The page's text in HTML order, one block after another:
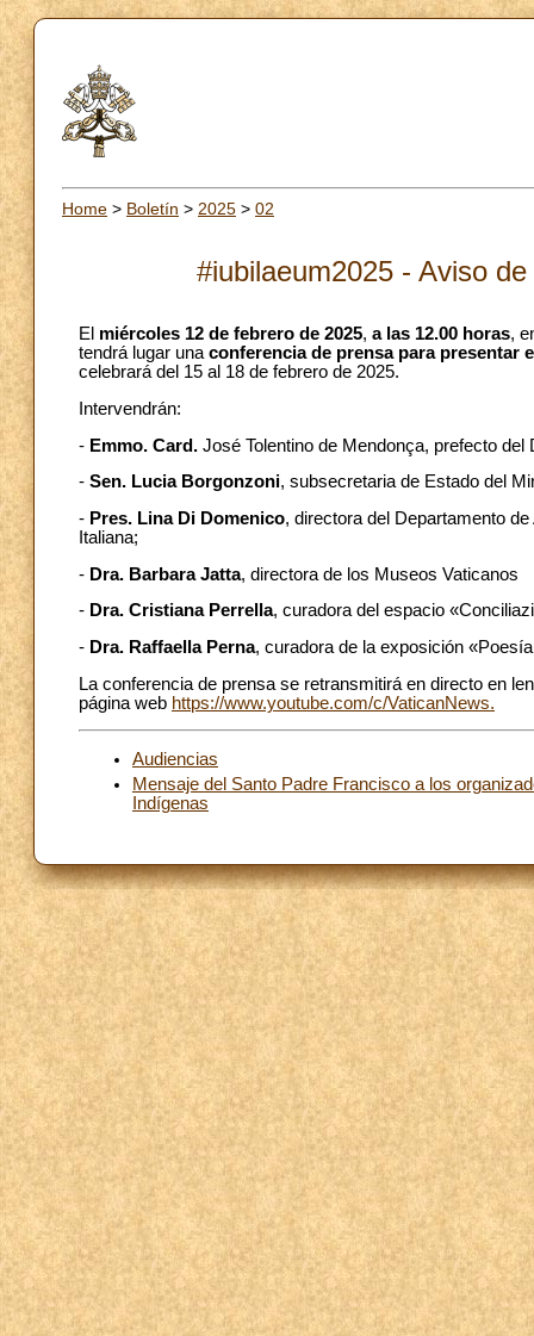
Home > Boletín > 2025 > 02
#iubilaeum2025 - Aviso
El miércoles 12 de febrero de 2025, a las 12.00 horas,
tendrá lugar unaconferencia de prensa para presentar
celebrará del 15 al 18 de febrero de 2025.
Intervendrán:
- Emmo. Card. José Tolentino de Mendonça, prefecto
- Sen. Lucia Borgonzoni, subsecretaria de Estado del
- Pres. Lina Di Domenico, directora del Departamento
Italiana;
- Dra. Barbara Jatta, directora de los Museos Vaticanos
- Dra. Cristiana Perrella, curadora del espacio
- Dra. Raffaella Perna, curadora de la exposición
La conferencia de prensa se retransmitirá en directo en
página web https://www.youtube.com/c/VaticanNews.
Audiencias
Mensaje del Santo Padre Francisco a los
Indígenas